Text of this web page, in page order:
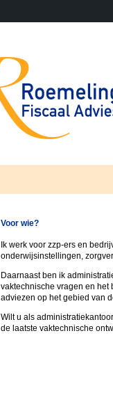
Voor wie?
Ik werk voor zzp-ers en
onderwijsinstellingen,
Daarnaast ben ik
vaktechnische vragen en
adviezen op het gebied van
Wilt u als
de laatste vaktechnische